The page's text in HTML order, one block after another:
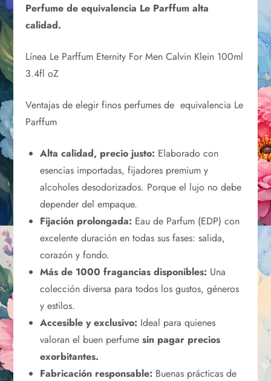
Perfume de equivalencia Le Parffum alta
calidad.
Línea Le Parffum Eternity For Men Calvin Klein 100ml
3.4fl oZ
Ventajas de elegir finos perfumes de equivalencia Le
Parffum
Alta calidad, precio justo: Elaborado con
esencias importadas, fijadores premium y
alcoholes desodorizados. Porque el lujo no debe
depender del empaque.
Fijación prolongada: Eau de Parfum (EDP) con
excelente duración en todas sus fases: salida,
corazón y fondo.
Más de 1000 fragancias disponibles: Una
colección diversa para todos los gustos, géneros
y estilos.
Accesible y exclusivo: Ideal para quienes
valoran el buen perfumesin pagar precios
exorbitantes.
Fabricación responsable: Buenas prácticas de